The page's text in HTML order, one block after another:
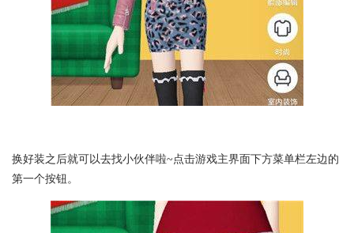
换好装之后就可以去找小伙伴啦~点击游戏主界面下方菜单栏左边的
第一个按钮。